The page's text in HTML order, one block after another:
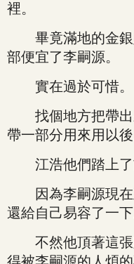
裡。
畢竟滿地的金銀
部便宜了李嗣源。
實在過於可惜。
找個地方把帶出
帶一部分用來用以後
江浩他們踏上了
因為李嗣源現在
還給自己易容了一下
不然他頂著這張